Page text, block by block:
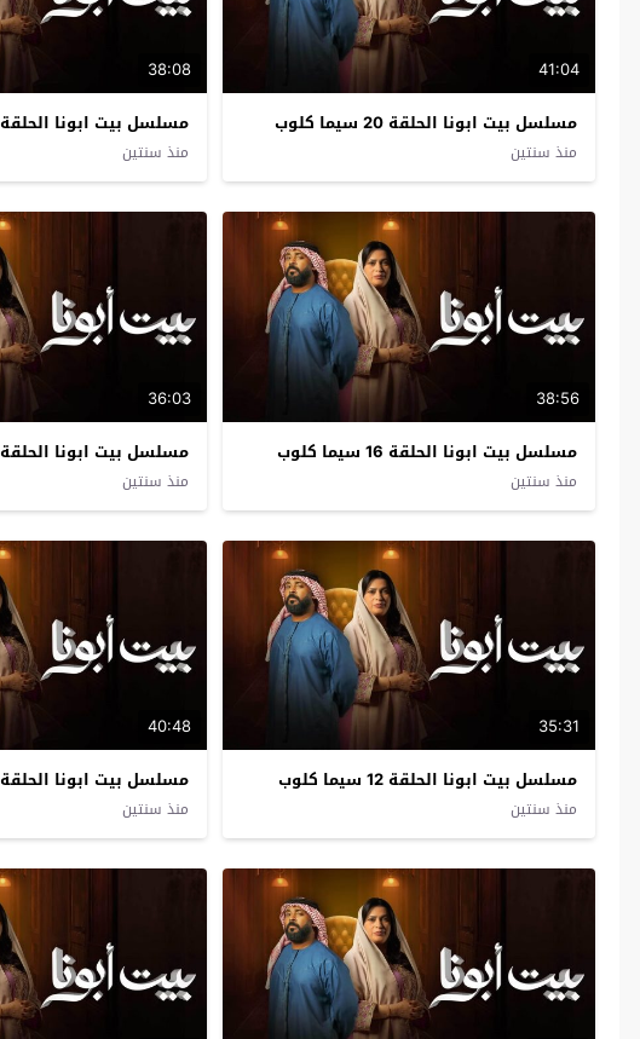
41:04
مسلسل بيت ابونا الحلقة 20 سيما كلوب
منذ سنتين
38:08
مسلسل بيت ابونا الحلقة 19 سيما كلوب
منذ سنتين
38:56
مسلسل بيت ابونا الحلقة 16 سيما كلوب
منذ سنتين
36:03
مسلسل بيت ابونا الحلقة 15 سيما كلوب
منذ سنتين
35:31
مسلسل بيت ابونا الحلقة 12 سيما كلوب
منذ سنتين
40:48
مسلسل بيت ابونا الحلقة 11 سيما كلوب
منذ سنتين